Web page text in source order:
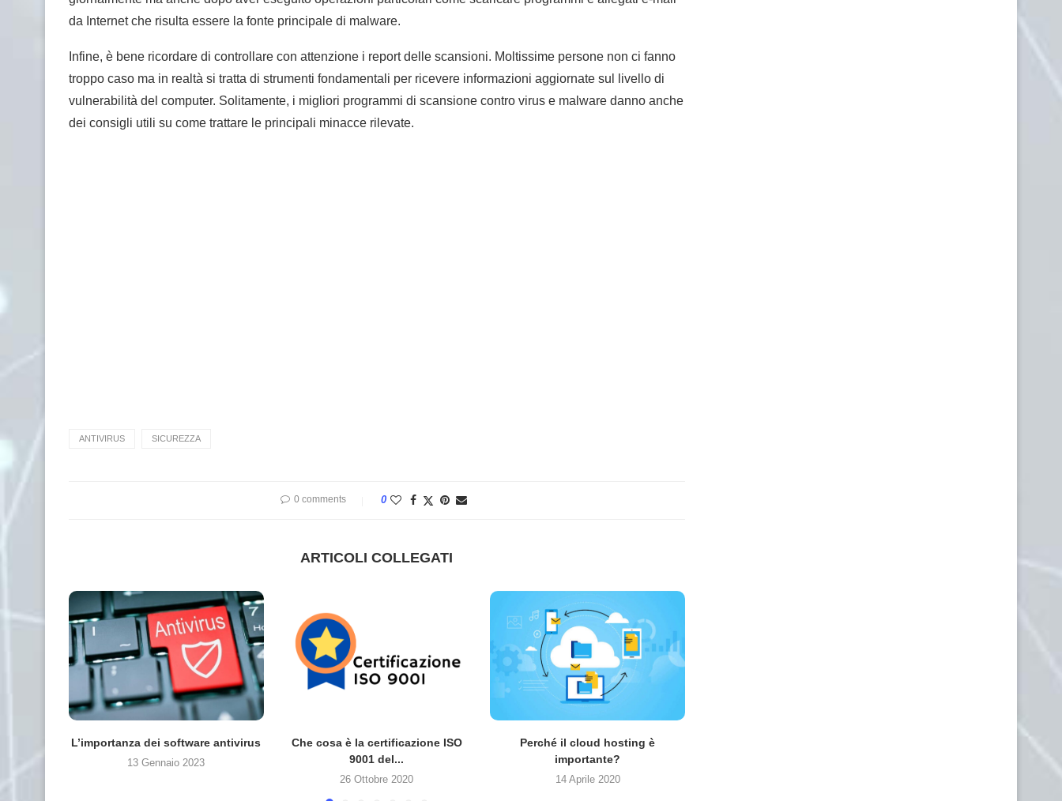
da Internet che risulta essere la fonte principale di malware.
Infine, è bene ricordare di controllare con attenzione i report delle scansioni. Moltissime persone non ci fanno
troppo caso ma in realtà si tratta di strumenti fondamentali per ricevere informazioni aggiornate sul livello di
vulnerabilità del computer. Solitamente, i migliori programmi di scansione contro virus e malware danno anche
dei consigli utili su come trattare le principali minacce rilevate.
ANTIVIRUS SICUREZZA
0 comments 0
ARTICOLI COLLEGATI
L’importanza dei software antivirus
13 Gennaio 2023
Che cosa è la certificazione ISO
9001 del...
26 Ottobre 2020
Perché il cloud hosting è
importante?
14 Aprile 2020
Differenza tra virus e